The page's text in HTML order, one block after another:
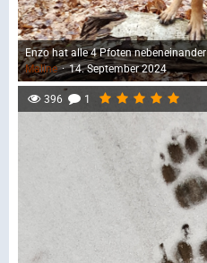
Enzo hat alle 4 Pfoten nebeneinander
Maline
14. September 2024
396 1